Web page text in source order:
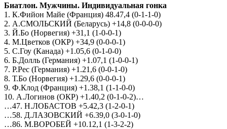
Биатлон. Мужчины. Индивидуальная гонка
1. К.Фийон Майе (Франция) 48.47,4 (0-1-1-0)
2. А.СМОЛЬСКИЙ (Беларусь) +14,8 (0-0-0-0)
3. Й.Бо (Норвегия) +31,1 (1-0-0-1)
4. М.Цветков (ОКР) +34,9 (0-0-0-1)
5. С.Гоу (Канада) +1.05,6 (0-1-0-0)
6. Б.Долль (Германия) +1.07,1 (1-0-0-1)
7. Р.Рес (Германия) +1.21,6 (0-0-1-0)
8. Т.Бо (Норвегия) +1.29,6 (0-0-0-1)
9. Ф.Клод (Франция) +1.38,1 (1-1-0-0)
10. А.Логинов (ОКР) +1.40,2 (0-1-0-2)…
…47. Н.ЛОБАСТОВ +5.42,3 (1-2-0-1)
…58. Д.ЛАЗОВСКИЙ +6.39,0 (3-0-1-0)
…86. М.ВОРОБЕЙ +10.12,1 (1-3-2-2)